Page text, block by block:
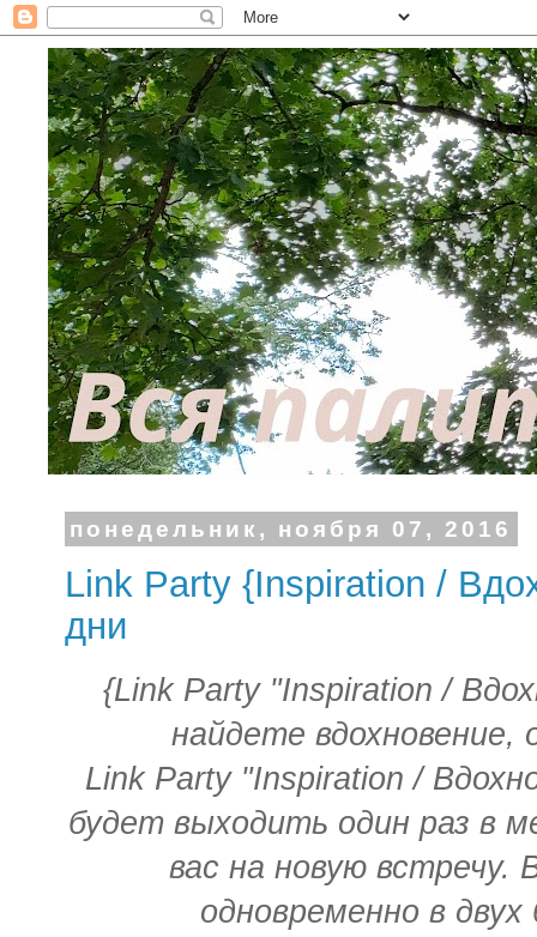
понедельник, ноября 07, 2016
Link Party {Inspiration /
дни
{Link Party "Inspiration /
найдете
Link Party "Inspiration /
будет выходить один раз в
вас на новую
одновременно в двух